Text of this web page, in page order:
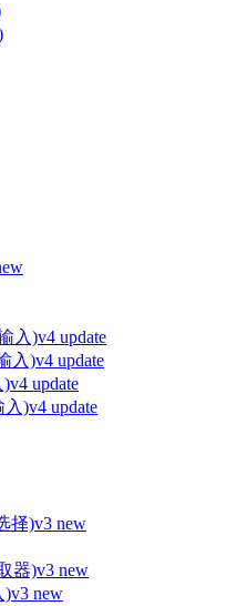
入)v4 update
入)v4 update
)v4 update
入)v4 update
择)v3 new
器)v3 new
)v3 new